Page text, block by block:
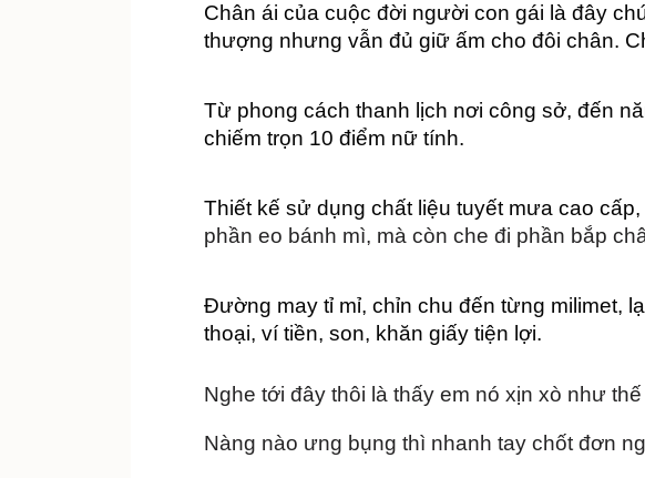
Chân ái của cuộc đời người con gái là đây
thượng nhưng vẫn đủ giữ ấm cho đôi chân.
Từ phong cách thanh lịch nơi công sở, đến
chiếm trọn 10 điểm nữ tính.
Thiết kế sử dụng chất liệu tuyết mưa cao
phần eo bánh mì, mà còn che đi phần bắp
Đường may tỉ mỉ, chỉn chu đến từng milimet,
thoại, ví tiền, son, khăn giấy tiện lợi.
Nghe tới đây thôi là thấy em nó xịn xò như
Nàng nào ưng bụng thì nhanh tay chốt đơn